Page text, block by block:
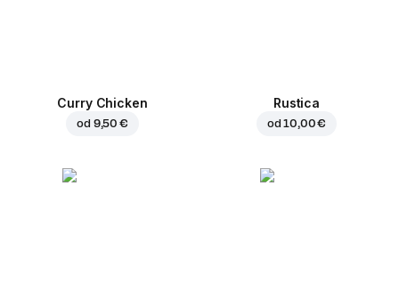
Curry Chicken
od 9,50 €
Rustica
od10,00 €